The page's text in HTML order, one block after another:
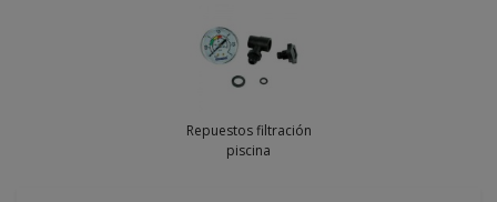
Repuestos filtración
piscina